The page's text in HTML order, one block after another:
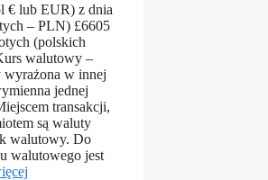
€ lub EUR) z dnia
– PLN) £6605
(polskich
walutowy –
wyrażona w innej
jednej
transakcji,
są waluty
walutowy. Do
walutowego jest